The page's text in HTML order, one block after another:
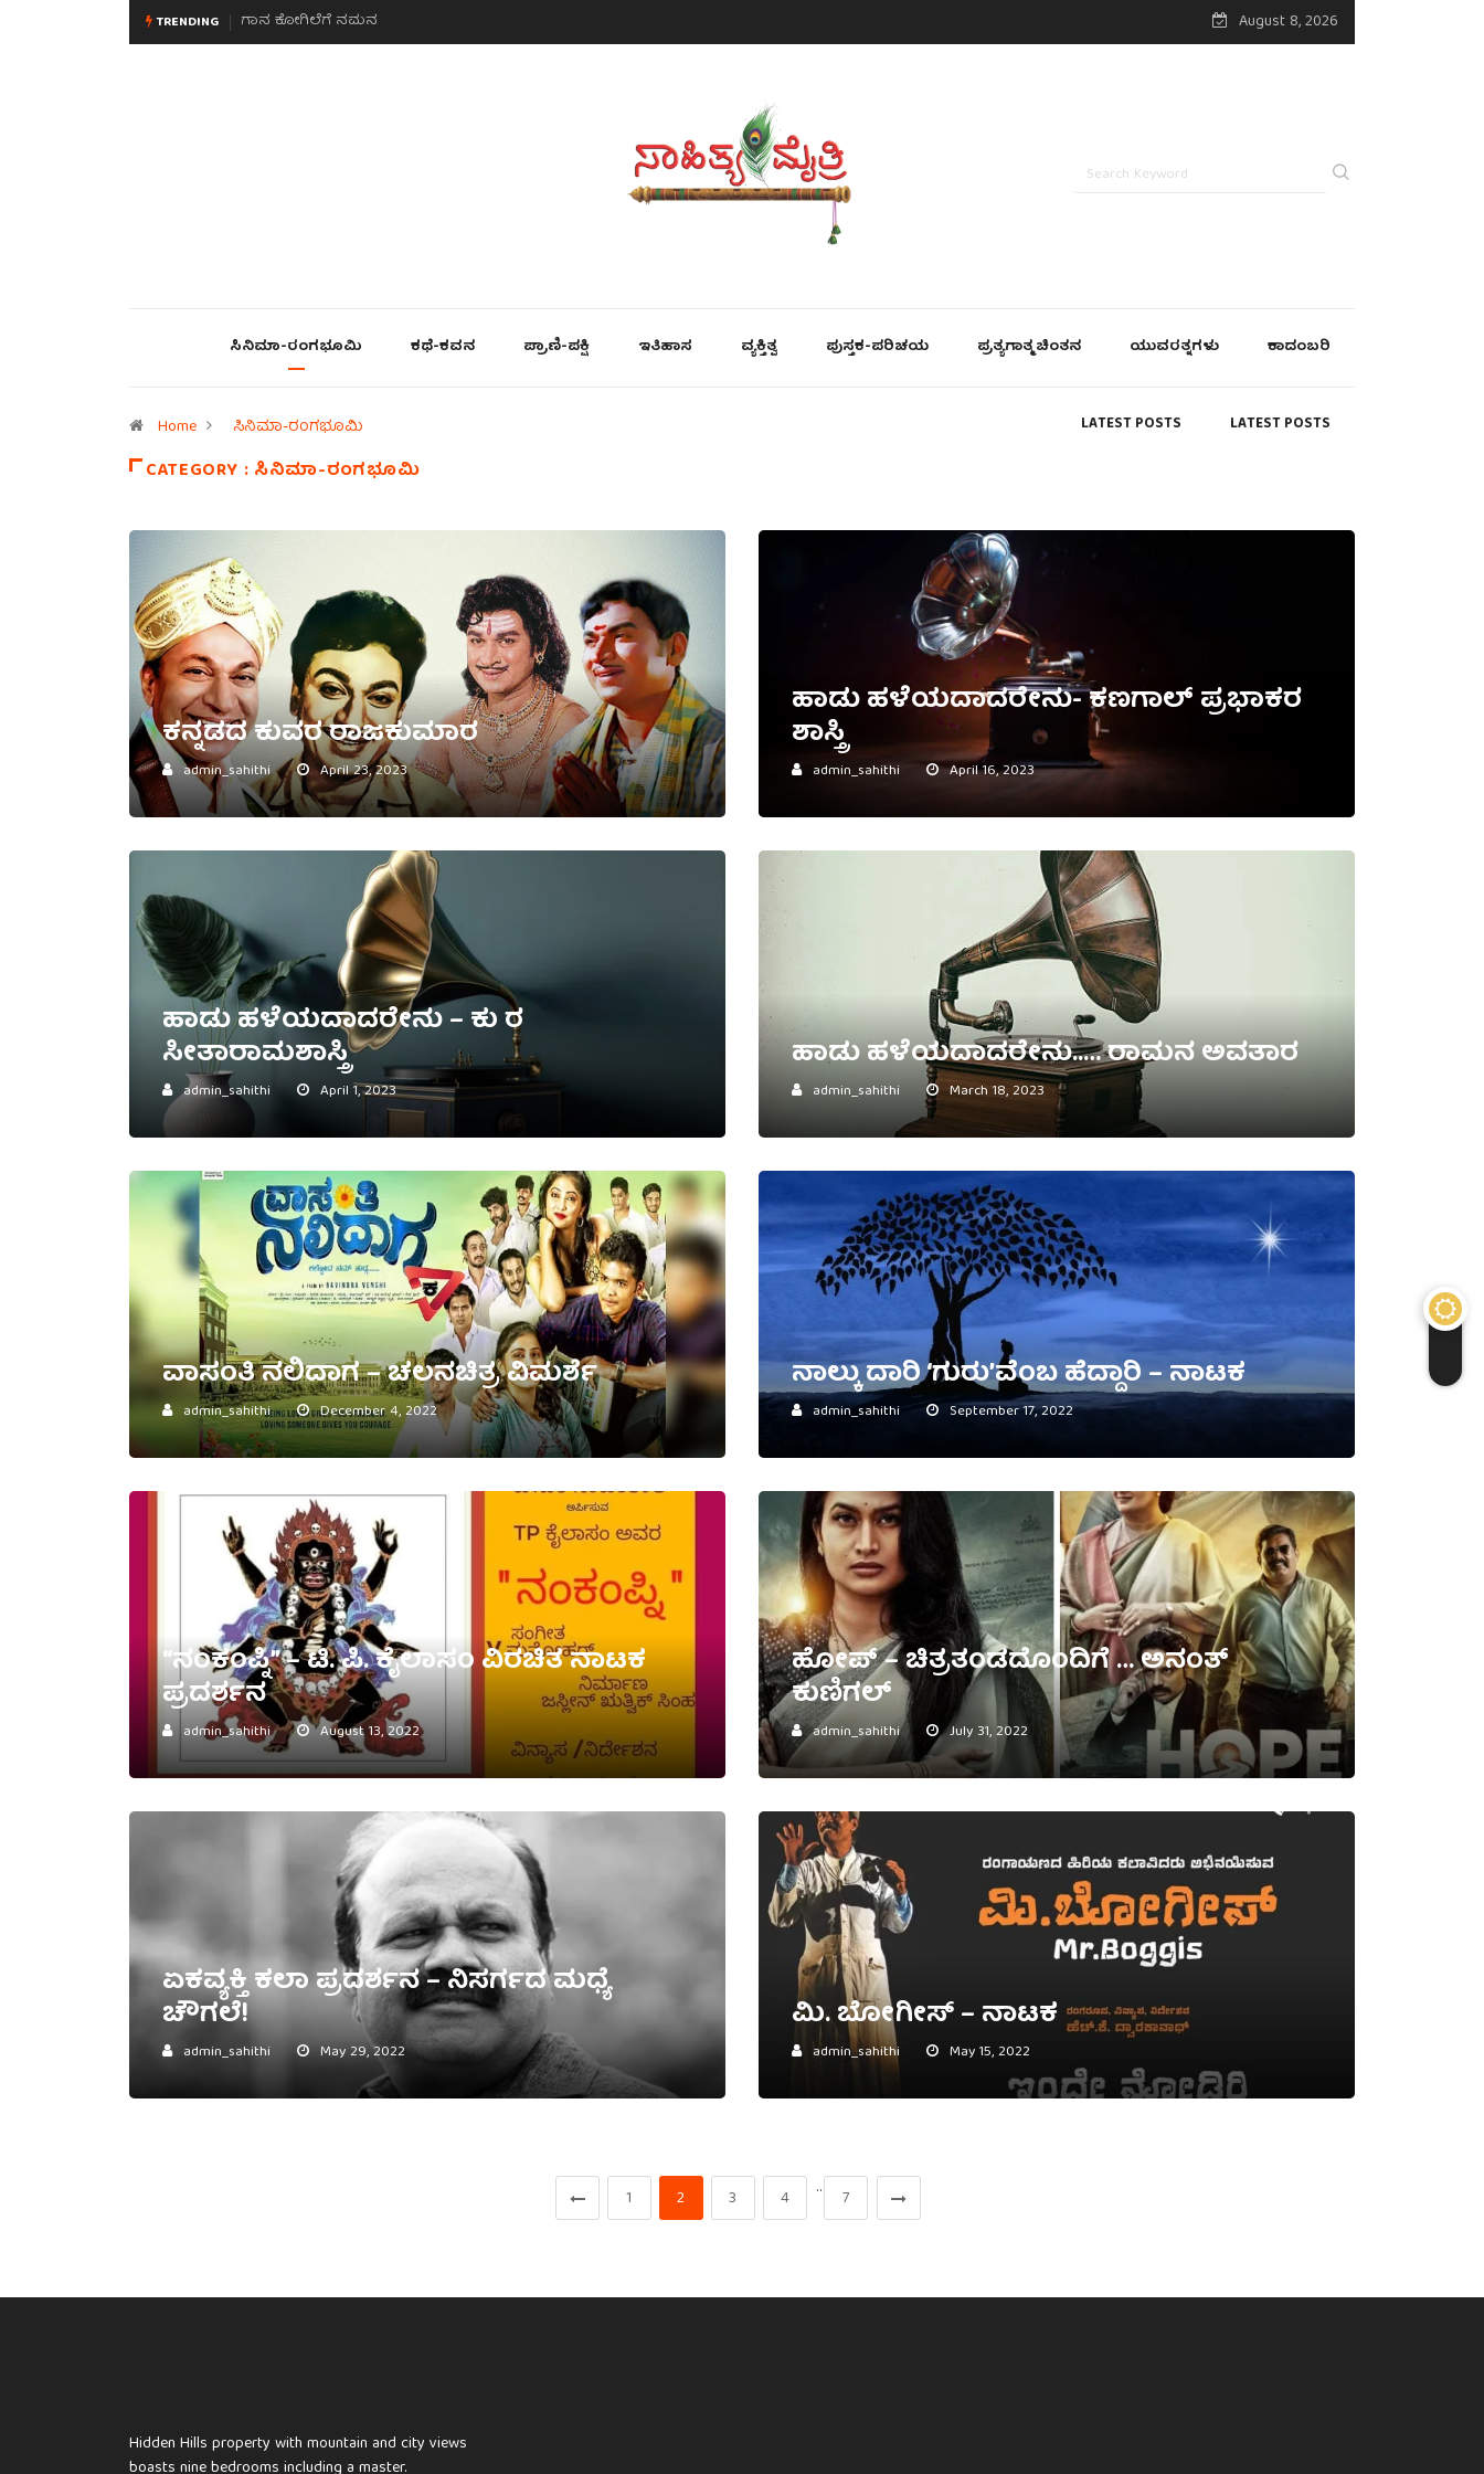
TRENDING
ಗಾನ ಕೋಗಿಲೆಗೆ ನಮನಮನಸಿನ ಸವಿಭಾವ August 8, 2026
ಸಿನಿಮಾ-ರಂಗಭೂಮಿ ಕಥೆ-ಕವನ ಪ್ರಾಣಿ-ಪಕ್ಷಿ ಇತಿಹಾಸ ವ್ಯಕ್ತಿತ್ವ ಪುಸ್ತಕ-ಪರಿಚಯ ಪ್ರತ್ಯಗಾತ್ಮ ಚಿಂತನ ಯುವರತ್ನಗಳು ಕಾದಂಬರಿ
LATEST POSTS LATEST POSTS
Home ಸಿನಿಮಾ-ರಂಗಭೂಮಿ
CATEGORY : ಸಿನಿಮಾ-ರಂಗಭೂಮಿ
ಕನ್ನಡದ ಕುವರ ರಾಜಕುಮಾರ
admin_sahithi April 23, 2023
ಹಾಡು ಹಳೆಯದಾದರೇನು- ಕಣಗಾಲ್ ಪ್ರಭಾಕರ
ಶಾಸ್ತ್ರಿ
admin_sahithi April 16, 2023
ಹಾಡು ಹಳೆಯದಾದರೇನು – ಕು ರ
ಸೀತಾರಾಮಶಾಸ್ತ್ರಿ
admin_sahithi April 1, 2023
ಹಾಡು ಹಳೆಯದಾದರೇನು..… ರಾಮನ ಅವತಾರ
admin_sahithi March 18, 2023
ವಾಸಂತಿ ನಲಿದಾಗ – ಚಲನಚಿತ್ರ ವಿಮರ್ಶೆ
admin_sahithi December 4, 2022
ನಾಲ್ಕು ದಾರಿ ‘ಗುರು’ವೆಂಬ ಹೆದ್ದಾರಿ – ನಾಟಕ
admin_sahithi September 17, 2022
“ನಂಕಂಪ್ನಿ” – ಟಿ. ಪಿ. ಕೈಲಾಸಂ ವಿರಚಿತ ನಾಟಕ
ಪ್ರದರ್ಶನ
admin_sahithi August 13, 2022
ಹೋಪ್ – ಚಿತ್ರತಂಡದೊಂದಿಗೆ … ಅನಂತ್
ಕುಣಿಗಲ್
admin_sahithi July 31, 2022
ಏಕವ್ಯಕ್ತಿ ಕಲಾ ಪ್ರದರ್ಶನ – ನಿಸರ್ಗದ ಮಧ್ಯೆ
ಚೌಗಲೆ!
admin_sahithi May 29, 2022
ಮಿ. ಬೋಗೀಸ್ – ನಾಟಕ
admin_sahithi May 15, 2022
1 2 3 4 … 7
Hidden Hills property with mountain and city views
boasts nine bedrooms including a master.